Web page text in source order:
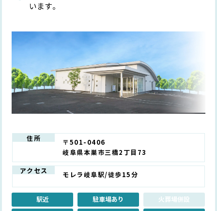
います。
住所
〒501-0406
岐阜県本巣市三橋2丁目73
アクセス モレラ岐阜駅/徒歩15分
駅近 駐車場あり
火葬場併設